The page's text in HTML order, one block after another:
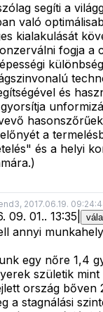
segíti a
való
kialakulását
fogja a
és
a
és a helyi
2017.06.19.
09. 01.. 13:35
annyi
egy nőre 1,4
születik
ország bőven
a stagnálási